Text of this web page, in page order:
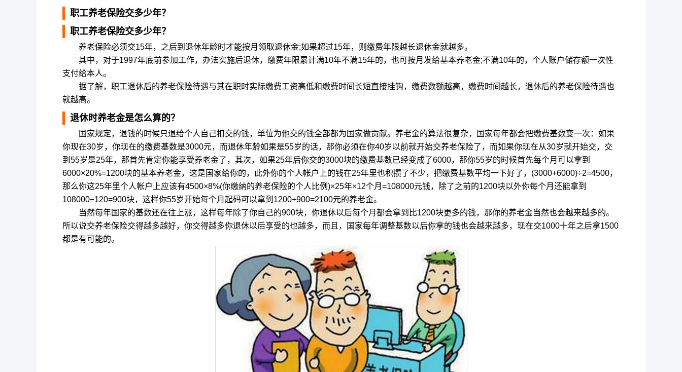
职工养老保险交多少年？
职工养老保险交多少年？
养老保险必须交15年，之后到退休年龄时才能按月领取退休金;如果超过15年，则缴费年限越长退休金就越多。
其中，对于1997年底前参加工作，办法实施后退休，缴费年限累计满10年不满15年的，也可按月发给基本养老金;不满10年的，个人账户储存额一次性
支付给本人。
据了解，职工退休后的养老保险待遇与其在职时实际缴费工资高低和缴费时间长短直接挂钩，缴费数额越高，缴费时间越长，退休后的养老保险待遇也
就越高。
退休时养老金是怎么算的？
国家规定，退钱的时候只退给个人自己扣交的钱，单位为他交的钱全部都为国家做贡献。养老金的算法很复杂，国家每年都会把缴费基数变一次：如果
你现在30岁，你现在的缴费基数是3000元，而退休年龄如果是55岁的话，那你必须在你40岁以前就开始交养老保险了，而如果你现在从30岁就开始交，交
到55岁是25年，那首先肯定你能享受养老金了，其次，如果25年后你交的3000块的缴费基数已经变成了6000，那你55岁的时候首先每个月可以拿到
6000×20%=1200块的基本养老金，这是国家给你的，此外你的个人帐户上的钱在25年里也积攒了不少，把缴费基数平均一下好了，(3000+6000)÷2=4500，
那么你这25年里个人帐户上应该有4500×8%(你缴纳的养老保险的个人比例)×25年×12个月=108000元钱，除了之前的1200块以外你每个月还能拿到
108000÷120=900块，这样你55岁开始每个月起码可以拿到1200+900=2100元的养老金。
当然每年国家的基数还在往上涨，这样每年除了你自己的900块，你退休以后每个月都会拿到比1200块更多的钱，那你的养老金当然也会越来越多的。
所以说交养老保险交得越多越好，你交得越多你退休以后享受的也越多，而且，国家每年调整基数以后你拿的钱也会越来越多，现在交1000十年之后拿1500
都是有可能的。